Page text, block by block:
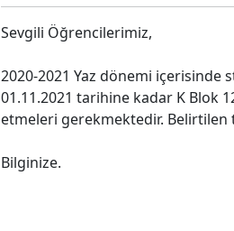
Sevgili Öğrencilerimiz,
2020-2021 Yaz dönemi içerisinde
01.11.2021 tarihine kadar K Blok
etmeleri gerekmektedir. Belirtilen
Bilginize.